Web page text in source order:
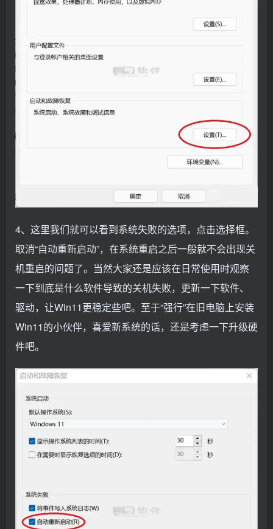
4、这里我们就可以看到系统失败的选项，点击选择框。
取消“自动重新启动”，在系统重启之后一般就不会出现关
机重启的问题了。当然大家还是应该在日常使用时观察
一下到底是什么软件导致的关机失败，更新一下软件、
驱动，让Win11更稳定些吧。至于“强行”在旧电脑上安装
Win11的小伙伴，喜爱新系统的话，还是考虑一下升级硬
件吧。